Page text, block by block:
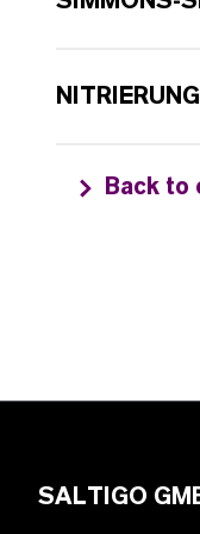
NITRIERUNG
Back to
SALTIGO